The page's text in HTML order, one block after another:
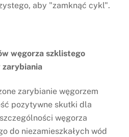
aby "zamknąć cykl".
węgorza szklistego
zarybiania
zarybianie węgorzem
pozytywne skutki dla
węgorza
do niezamieszkałych wód